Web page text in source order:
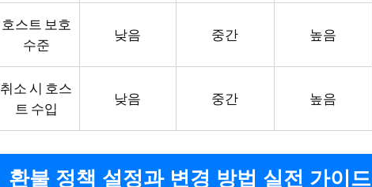
호스트 보호
수준
낮음 중간 높음
취소 시 호스
트 수입
낮음 중간 높음
환불 정책 설정과 변경 방법 실전 가이드